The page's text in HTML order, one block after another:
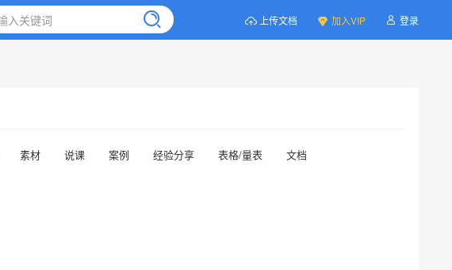
上传文档 加入VIP 登录
素材 说课 案例 经验分享 表格/量表
文档